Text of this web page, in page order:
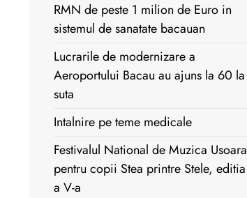
RMN de peste 1 milion de Euro in
sistemul de sanatate bacauan
Lucrarile de modernizare a
Aeroportului Bacau au ajuns la 60 la
suta
Intalnire pe teme medicale
Festivalul National de Muzica Usoara
pentru copii Stea printre Stele, editia
a V-a